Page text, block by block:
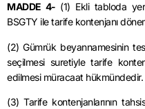
MADDE 4- (1) Ekli tabloda yer
BSGTY ile tarife kontenjanı
(2) Gümrük beyannamesinin
seçilmesi suretiyle tarife
edilmesi müracaat hükmündedir.
(3) Tarife kontenjanlarının